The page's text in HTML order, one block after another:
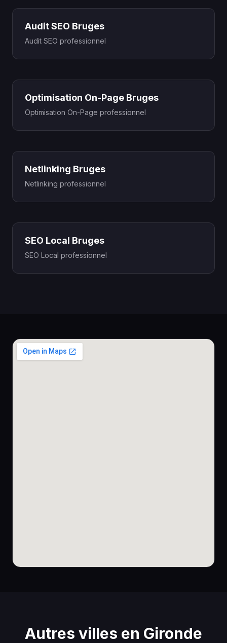
Audit SEO Bruges
Audit SEO professionnel
Optimisation On-Page Bruges
Optimisation On-Page professionnel
Netlinking Bruges
Netlinking professionnel
SEO Local Bruges
SEO Local professionnel
Autres villes en Gironde